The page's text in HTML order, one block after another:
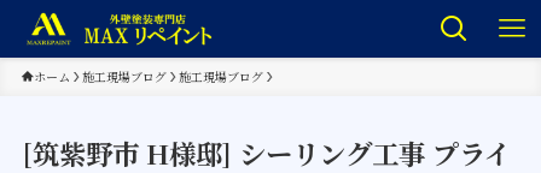
ホーム 施工現場ブログ 施工現場ブログ
[筑紫野市 H様邸] シーリング工事 プライ